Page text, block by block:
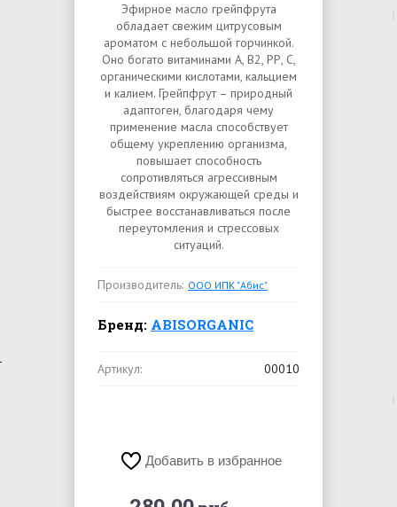
Эфирное масло грейпфрута
обладает свежим цитрусовым
ароматом с небольшой горчинкой.
Оно богато витаминами А, В2, РР, С,
органическими кислотами, кальцием
и калием. Грейпфрут – природный
адаптоген, благодаря чему
применение масла способствует
общему укреплению организма,
повышает способность
сопротивляться агрессивным
воздействиям окружающей среды и
быстрее восстанавливаться после
переутомления и стрессовых
ситуаций.
Производитель: ООО ИПК "Абис"
Бренд: ABISORGANIC
Артикул: 00010
Добавить в избранное